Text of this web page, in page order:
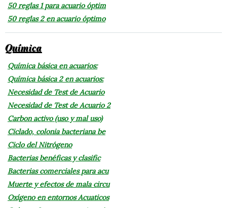
50 reglas 1 para acuario óptim
50 reglas 2 en acuario óptimo
Química
Química básica en acuarios:
Química básica 2 en acuarios:
Necesidad de Test de Acuario
Necesidad de Test de Acuario 2
Carbon activo (uso y mal uso)
Ciclado, colonia bacteriana be
Ciclo del Nitrógeno
Bacterias benéficas y clasific
Bacterias comerciales para acu
Muerte y efectos de mala circu
Oxígeno en entornos Acuaticos